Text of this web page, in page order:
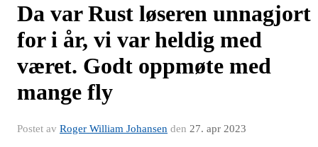
Da var Rust løseren unnagjort
for i år, vi var heldig med
været. Godt oppmøte med
mange fly
Postet av Roger William Johansen den 27. apr 2023